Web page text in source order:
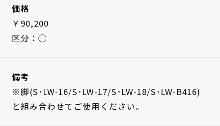
価格
￥90,200
区分：◯
備考
※脚(S･LW-16/S･LW-17/S･LW-18/S･LW-B416)
と組み合わせてご使用ください。